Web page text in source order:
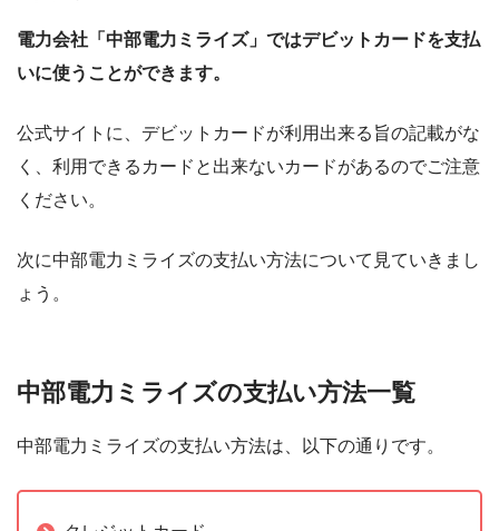
電力会社「中部電力ミライズ」ではデビットカードを支払
いに使うことができます。
公式サイトに、デビットカードが利用出来る旨の記載がな
く、利用できるカードと出来ないカードがあるのでご注意
ください。
次に中部電力ミライズの支払い方法について見ていきまし
ょう。
中部電力ミライズの支払い方法一覧
中部電力ミライズの支払い方法は、以下の通りです。